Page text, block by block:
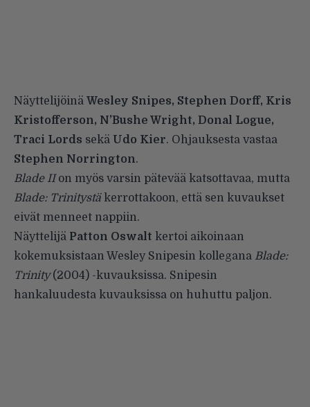
Näyttelijöinä Wesley Snipes, Stephen Dorff, Kris
Kristofferson, N’Bushe Wright, Donal Logue,
Traci Lords sekä Udo Kier. Ohjauksesta vastaa
Stephen Norrington.
Blade IIon myös varsin pätevää katsottavaa, mutta
Blade: Trinitystä kerrottakoon, että sen kuvaukset
eivät menneet nappiin.
Näyttelijä Patton Oswalt kertoi aikoinaan
kokemuksistaan Wesley Snipesin kollegana Blade:
Trinity(2004) -kuvauksissa. Snipesin
hankaluudesta kuvauksissa on huhuttu paljon.